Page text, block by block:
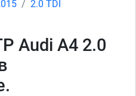
2.0 TDI
Audi A4 2.0